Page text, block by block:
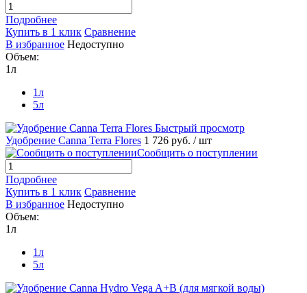
Подробнее
Купить в 1 клик Сравнение
В избранное Недоступно
Объем:
1л
1л
5л
Быстрый просмотр
Удобрение Canna Terra Flores 1 726 руб. / шт
Сообщить о поступлении
Подробнее
Купить в 1 клик Сравнение
В избранное Недоступно
Объем:
1л
1л
5л